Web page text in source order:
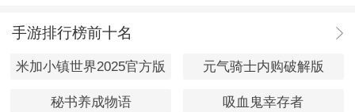
手游排行榜前十名
米加小镇世界2025官方版 元气骑士内购破解版
秘书养成物语 吸血鬼幸存者